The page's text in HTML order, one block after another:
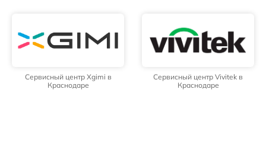
Сервисный центр Xgimi в
Краснодаре
Сервисный центр Vivitek в
Краснодаре